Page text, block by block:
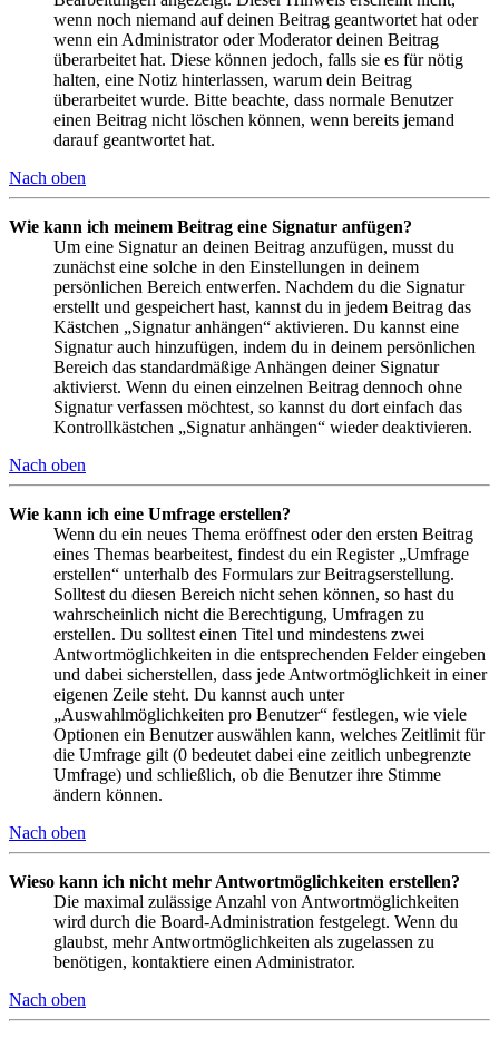
wenn noch niemand auf deinen Beitrag geantwortet hat oder
wenn ein Administrator oder Moderator deinen Beitrag
überarbeitet hat. Diese können jedoch, falls sie es für nötig
halten, eine Notiz hinterlassen, warum dein Beitrag
überarbeitet wurde. Bitte beachte, dass normale Benutzer
einen Beitrag nicht löschen können, wenn bereits jemand
darauf geantwortet hat.
Nach oben
Wie kann ich meinem Beitrag eine Signatur anfügen?
Um eine Signatur an deinen Beitrag anzufügen, musst du
zunächst eine solche in den Einstellungen in deinem
persönlichen Bereich entwerfen. Nachdem du die Signatur
erstellt und gespeichert hast, kannst du in jedem Beitrag das
Kästchen „Signatur anhängen“ aktivieren. Du kannst eine
Signatur auch hinzufügen, indem du in deinem persönlichen
Bereich das standardmäßige Anhängen deiner Signatur
aktivierst. Wenn du einen einzelnen Beitrag dennoch ohne
Signatur verfassen möchtest, so kannst du dort einfach das
Kontrollkästchen „Signatur anhängen“ wieder deaktivieren.
Nach oben
Wie kann ich eine Umfrage erstellen?
Wenn du ein neues Thema eröffnest oder den ersten Beitrag
eines Themas bearbeitest, findest du ein Register „Umfrage
erstellen“ unterhalb des Formulars zur Beitragserstellung.
Solltest du diesen Bereich nicht sehen können, so hast du
wahrscheinlich nicht die Berechtigung, Umfragen zu
erstellen. Du solltest einen Titel und mindestens zwei
Antwortmöglichkeiten in die entsprechenden Felder eingeben
und dabei sicherstellen, dass jede Antwortmöglichkeit in einer
eigenen Zeile steht. Du kannst auch unter
„Auswahlmöglichkeiten pro Benutzer“ festlegen, wie viele
Optionen ein Benutzer auswählen kann, welches Zeitlimit für
die Umfrage gilt (0 bedeutet dabei eine zeitlich unbegrenzte
Umfrage) und schließlich, ob die Benutzer ihre Stimme
ändern können.
Nach oben
Wieso kann ich nicht mehr Antwortmöglichkeiten erstellen?
Die maximal zulässige Anzahl von Antwortmöglichkeiten
wird durch die Board-Administration festgelegt. Wenn du
glaubst, mehr Antwortmöglichkeiten als zugelassen zu
benötigen, kontaktiere einen Administrator.
Nach oben